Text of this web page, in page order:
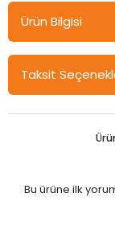
Ürün Bilgisi
Gazi Kitabevi Çevre
Sezer, Ahmet
Taksit
Bu ürüne ilk